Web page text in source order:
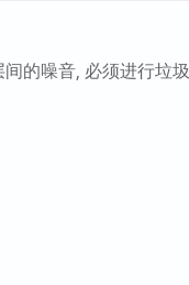
的噪音, 必须进行垃圾